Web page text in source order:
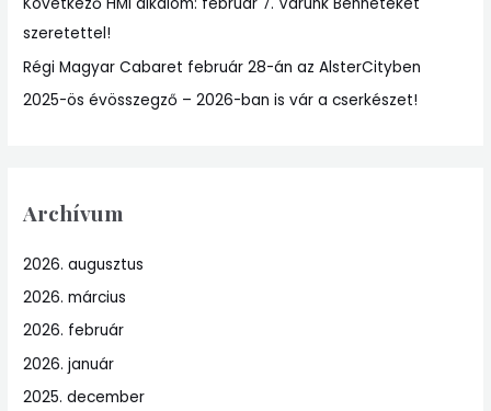
:
Következő HMI alkalom: február 7. Várunk Benneteket
szeretettel!
Régi Magyar Cabaret február 28-án az AlsterCityben
2025-ös évösszegző – 2026-ban is vár a cserkészet!
Archívum
2026. augusztus
2026. március
2026. február
2026. január
2025. december